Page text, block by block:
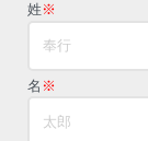
姓 ※
名 ※